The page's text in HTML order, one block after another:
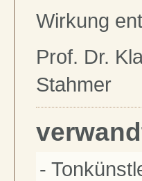
Wirkung
Prof. Dr.
Stahmer
-